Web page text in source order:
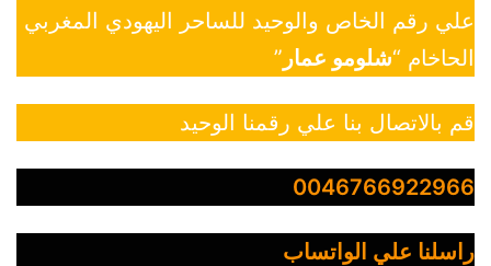
علي رقم الخاص والوحيد للساحر اليهودي المغربي
الحاخام “شلومو عمار ”
قم بالاتصال بنا علي رقمنا الوحيد
0046766922966
راسلنا علي الواتساب